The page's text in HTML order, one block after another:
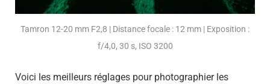
Tamron 12-20 mm F2,8 | Distance focale : 12 mm | Exposition :
f/4,0, 30 s, ISO 3200
Voici les meilleurs réglages pour photographier les